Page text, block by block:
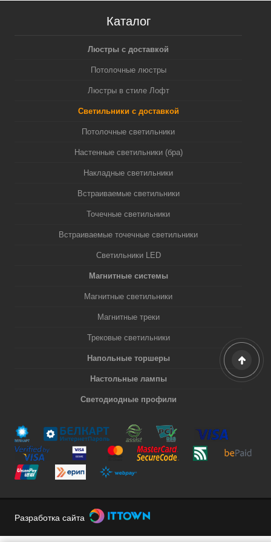
Каталог
Люстры с доставкой
Потолочные люстры
Люстры в стиле Лофт
Светильники с доставкой
Потолочные светильники
Настенные светильники (бра)
Накладные светильники
Встраиваемые светильники
Точечные светильники
Встраиваемые точечные светильники
Светильники LED
Магнитные системы
Магнитные светильники
Магнитные треки
Трековые светильники
Напольные торшеры
Настольные лампы
Светодиодные профили
Разработка сайта